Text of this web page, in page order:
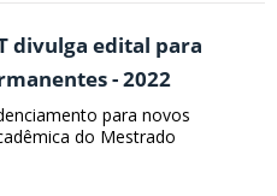
divulga edital para
- 2022
para novos
do Mestrado